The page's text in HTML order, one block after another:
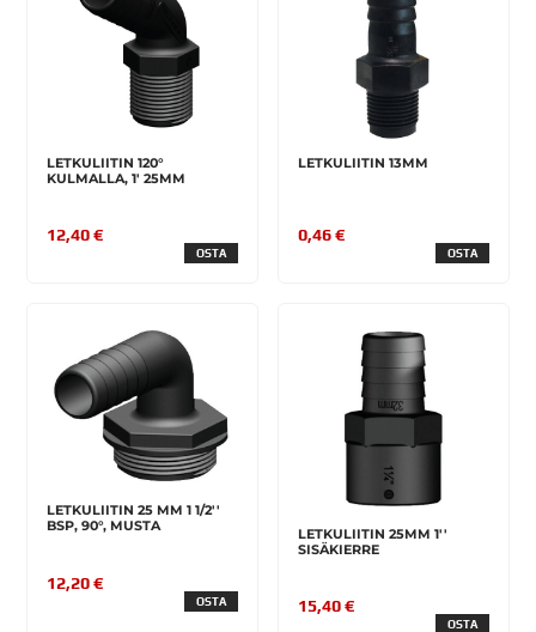
LETKULIITIN 120°
KULMALLA, 1' 25MM
12,40 €
OSTA
LETKULIITIN 13MM
0,46 €
OSTA
LETKULIITIN 25 MM 1 1/2''
BSP, 90°, MUSTA
12,20 €
OSTA
LETKULIITIN 25MM 1''
SISÄKIERRE
15,40 €
OSTA